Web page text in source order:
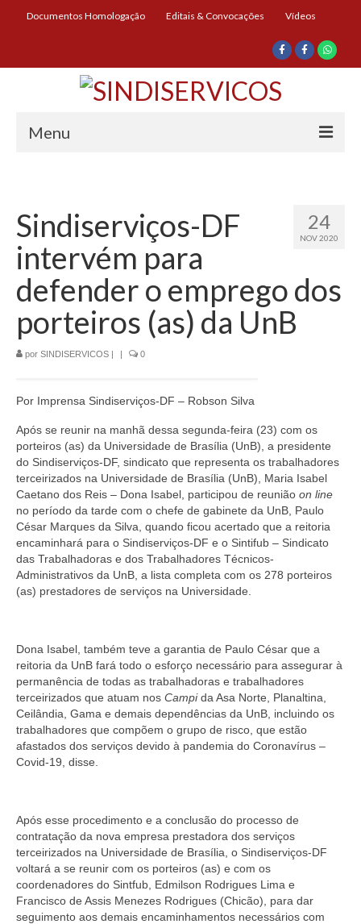
Documentos Homologação Editais & Convocações Vídeos
Menu
Diretoria
História
Documentos
Convenções
Cartilhas
Sites Importantes
Notícias
Contato
24
NOV 2020
Sindiserviços-DF
intervém para
defender o emprego dos
porteiros (as) da UnB
por SINDISERVICOS | | 0
Por Imprensa Sindiserviços-DF – Robson Silva
Após se reunir na manhã dessa segunda-feira (23) com os
porteiros (as) da Universidade de Brasília (UnB), a presidente
do Sindiserviços-DF, sindicato que representa os trabalhadores
terceirizados na Universidade de Brasília (UnB), Maria Isabel
Caetano dos Reis – Dona Isabel, participou de reunião on line
no período da tarde com o chefe de gabinete da UnB, Paulo
César Marques da Silva, quando ficou acertado que a reitoria
encaminhará para o Sindiserviços-DF e o Sintifub – Sindicato
das Trabalhadoras e dos Trabalhadores Técnicos-
Administrativos da UnB, a lista completa com os 278 porteiros
(as) prestadores de serviços na Universidade.
Dona Isabel, também teve a garantia de Paulo César que a
reitoria da UnB fará todo o esforço necessário para assegurar à
permanência de todas as trabalhadoras e trabalhadores
terceirizados que atuam nos Campida Asa Norte, Planaltina,
Ceilândia, Gama e demais dependências da UnB, incluindo os
trabalhadores que compõem o grupo de risco, que estão
afastados dos serviços devido à pandemia do Coronavírus –
Covid-19, disse.
Após esse procedimento e a conclusão do processo de
contratação da nova empresa prestadora dos serviços
terceirizados na Universidade de Brasília, o Sindiserviços-DF
voltará a se reunir com os porteiros (as) e com os
coordenadores do Sintfub, Edmilson Rodrigues Lima e
Francisco de Assis Menezes Rodrigues (Chicão), para dar
seguimento aos demais encaminhamentos necessários com